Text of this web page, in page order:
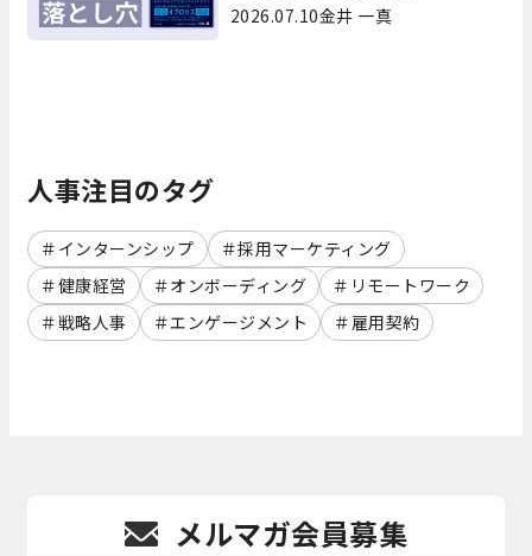
2026.07.10金井 一真
人事注目のタグ
インターンシップ
採用マーケティング
健康経営
オンボーディング
リモートワーク
戦略人事
エンゲージメント 雇用契約
メルマガ会員募集